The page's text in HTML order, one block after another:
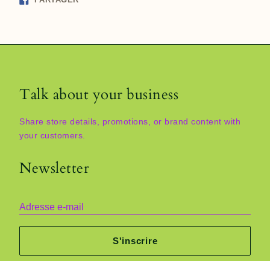
Talk about your business
Share store details, promotions, or brand content with
your customers.
Newsletter
Adresse e-mail
S'inscrire